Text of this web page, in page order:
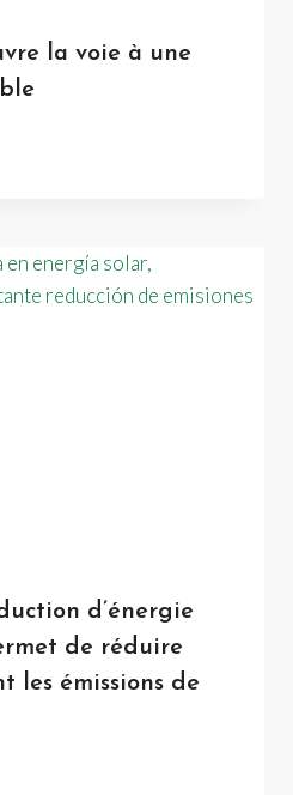
la voie à une
d’énergie
de réduire
les émissions de